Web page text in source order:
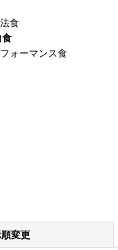
食
食
ォーマンス食
変更